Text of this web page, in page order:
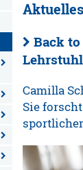
Aktuelles
Back
Lehrstuhl
Camilla
Sie